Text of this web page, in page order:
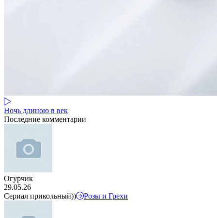
Ночь длиною в век
Последние комментарии
Огурчик
29.05.26
Сериал прикольный))
Розы и Грехи